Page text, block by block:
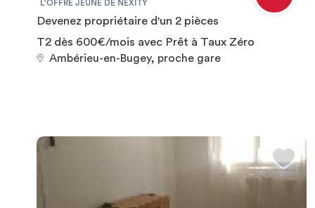
L'OFFRE JEUNE DE NEXITY
Devenez propriétaire d'un 2 pièces
T2 dès 600€/mois avec Prêt à Taux Zéro
Ambérieu-en-Bugey, proche gare